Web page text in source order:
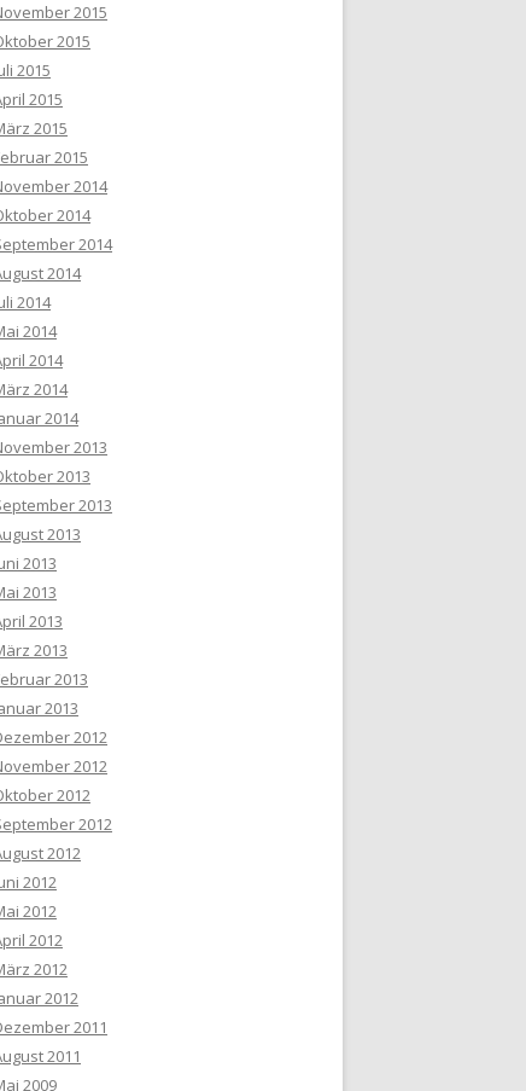
2015
2015
2015
2015
2015
2015
2014
2014
2014
2014
2014
2014
2014
2014
2014
2013
2013
2013
2013
2013
2013
2013
2013
2013
2013
2012
2012
2012
2012
2012
2012
2012
2012
2012
2012
2011
2011
2009